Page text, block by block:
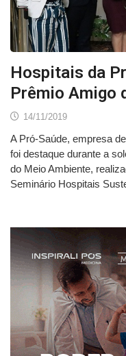
Hospitais da
Prêmio Amigo
14/11/2019
A Pró-Saúde, empresa
foi destaque durante a
do Meio Ambiente,
Seminário Hospitais